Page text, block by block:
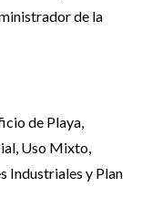
de la
de Playa,
Uso Mixto,
Industriales y Plan